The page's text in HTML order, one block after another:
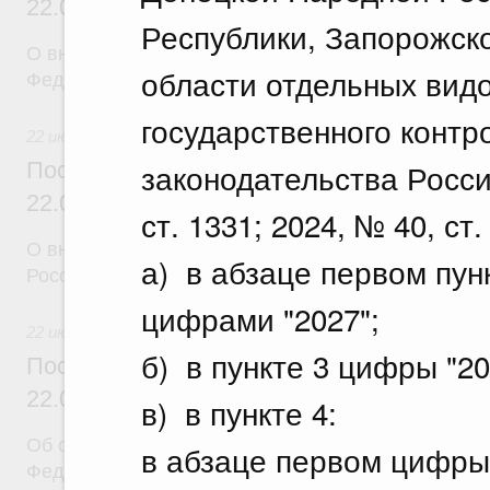
Республики,
области отдельных
государственного
законодательства
ст. 1331; 2024, № 40,
а) в абзаце первом
цифрами "2027";
б) в пункте 3 цифры
в) в пункте 4:
в абзаце первом
22.07.2026 г. № 924
О внесении изменения в постановление
Федерации от 28 марта 2026 г. № 329
Постановление Правительства
22.07.2026 г. № 925
Российской Федерации
Постановление Правительства
22.07.2026 г. № 922
Об особенностях применения положений
Федерации в сфере водоснабжения и